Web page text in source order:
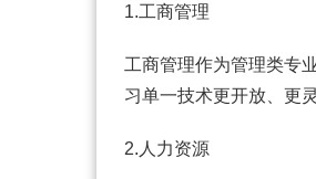
1.工商管理
工商管理作为管理类专
习单一技术更开放、更灵
2.人力资源